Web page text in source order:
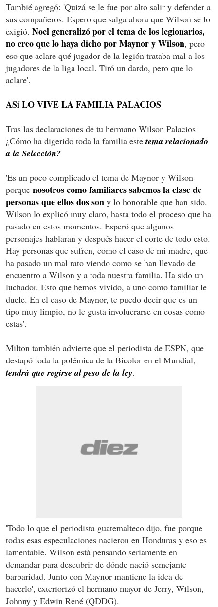
Tambié agregó: 'Quizá se le fue por alto salir y defender a
sus compañeros. Espero que salga ahora que Wilson se lo
exigió. Noel generalizó por el tema de los legionarios,
no creo que lo haya dicho por Maynor y Wilson, pero
eso que aclare qué jugador de la legión trataba mal a los
jugadores de la liga local. Tiró un dardo, pero que lo
aclare'.
ASí LO VIVE LA FAMILIA PALACIOS
Tras las declaraciones de tu hermano Wilson Palacios
¿Cómo ha digerido toda la familia estetema relacionado
a la Selección?
'Es un poco complicado el tema de Maynor y Wilson
porque nosotros como familiares sabemos la clase de
personas que ellos dos son y lo honorable que han sido.
Wilson lo explicó muy claro, hasta todo el proceso que ha
pasado en estos momentos. Esperó que algunos
personajes hablaran y después hacer el corte de todo esto.
Hay personas que sufren, como el caso de mi madre, que
ha pasado un mal rato viendo como se han llevado de
encuentro a Wilson y a toda nuestra familia. Ha sido un
luchador. Esto que hemos vivido, a uno como familiar le
duele. En el caso de Maynor, te puedo decir que es un
tipo muy limpio, no le gusta involucrarse en cosas como
estas'.
Milton también advierte que el periodista de ESPN, que
destapó toda la polémica de la Bicolor en el Mundial,
tendrá que regirse al peso de la ley.
'Todo lo que el periodista guatemalteco dijo, fue porque
todas esas especulaciones nacieron en Honduras y eso es
lamentable. Wilson está pensando seriamente en
demandar para descubrir de dónde nació semejante
barbaridad. Junto con Maynor mantiene la idea de
hacerlo', exteriorizó el hermano mayor de Jerry, Wilson,
Johnny y Edwin René (QDDG).